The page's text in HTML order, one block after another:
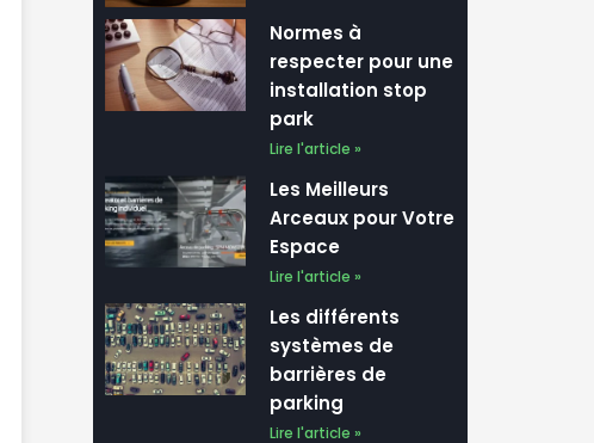
Normes à
respecter pour une
installation stop
park
Lire l'article »
Les Meilleurs
Arceaux pour Votre
Espace
Lire l'article »
Les différents
systèmes de
barrières de
parking
Lire l'article »